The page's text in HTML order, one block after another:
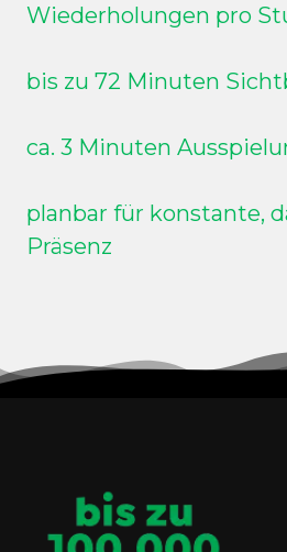
Wiederholungen pro
bis zu 72 Minuten
ca. 3 Minuten
planbar für konstante,
Präsenz